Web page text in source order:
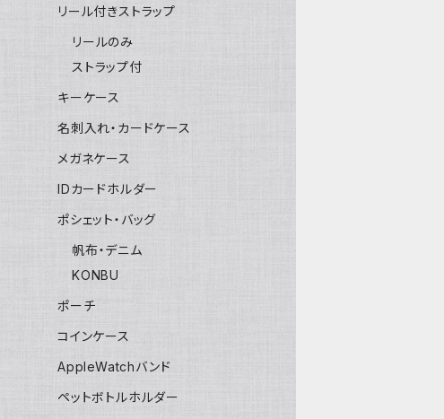
リール付きストラップ
リールのみ
ストラップ付
キーケース
名刺入れ・カードケース
メガネケース
IDカードホルダー
ポシェット・バッグ
帆布・デニム
KONBU
ポーチ
コインケース
AppleWatchバンド
ペットボトルホルダー